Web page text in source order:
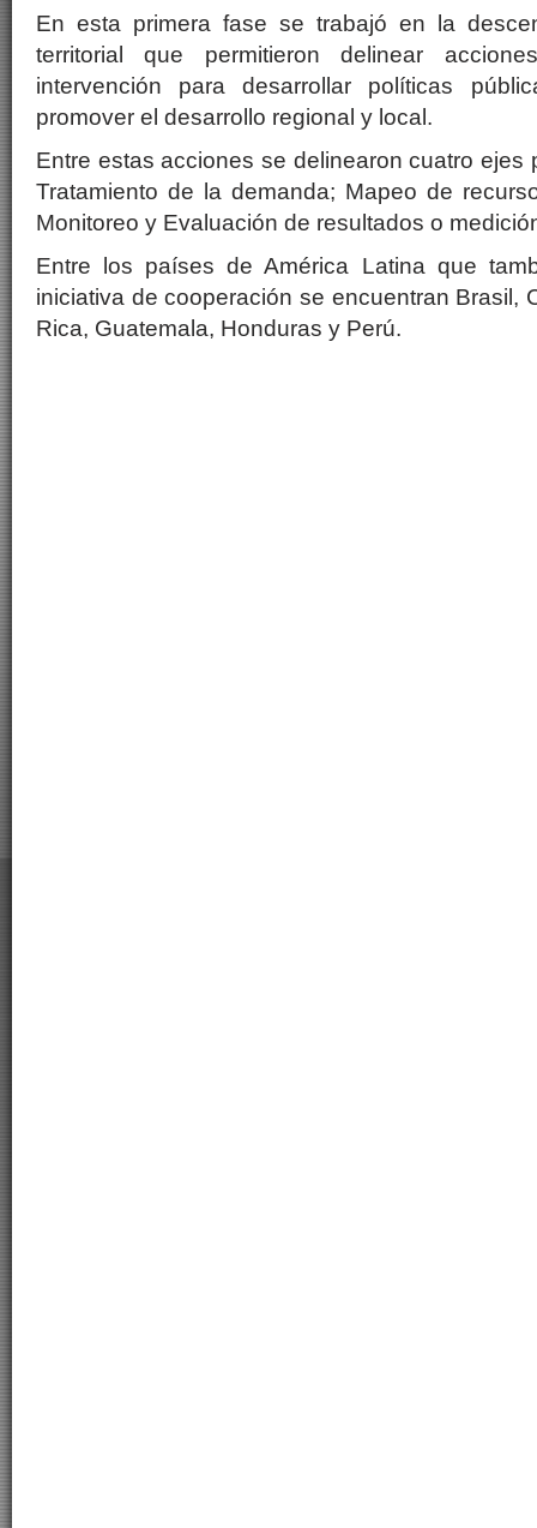
En esta primera fase se trabajó en la
territorial que permitieron delinear
intervención para desarrollar políticas
promover el desarrollo regional y local.
Entre estas acciones se delinearon cuatro ejes
Tratamiento de la demanda; Mapeo de
Monitoreo y Evaluación de resultados o
Entre los países de América Latina que
iniciativa de cooperación se encuentran Brasil,
Rica, Guatemala, Honduras y Perú.